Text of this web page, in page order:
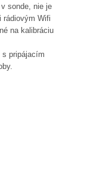
sonde, nie je
rádiovým Wifi
na kalibráciu
s pripájacím